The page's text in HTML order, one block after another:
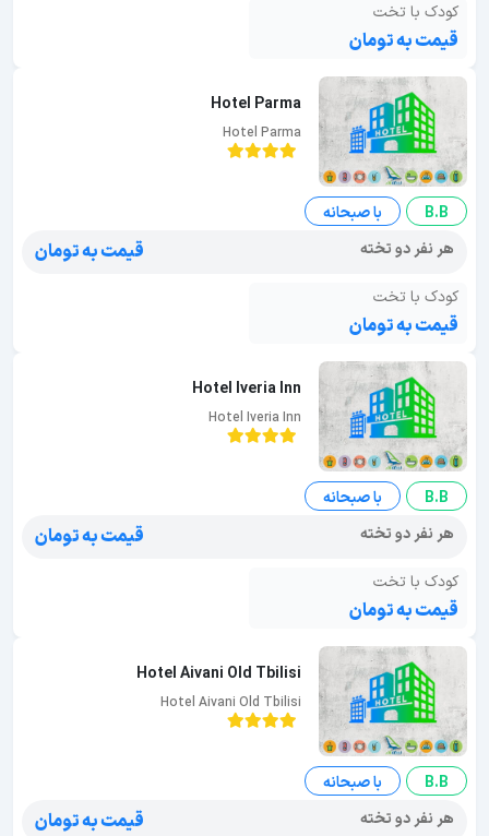
کودک با تخت
قیمت به تومان
Hotel Parma
Hotel Parma
B.B
با صبحانه
هر نفر دو تخته
قیمت به تومان
کودک با تخت
قیمت به تومان
Hotel Iveria Inn
Hotel Iveria Inn
B.B
با صبحانه
هر نفر دو تخته
قیمت به تومان
کودک با تخت
قیمت به تومان
Hotel Aivani Old Tbilisi
Hotel Aivani Old Tbilisi
B.B
با صبحانه
هر نفر دو تخته
قیمت به تومان